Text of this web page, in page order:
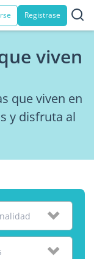
Registrase
viven
que viven en
y disfruta al